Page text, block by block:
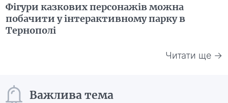
Фігури казкових персонажів можна
побачити у інтерактивному парку в
Тернополі
Читати ще →
Важлива тема